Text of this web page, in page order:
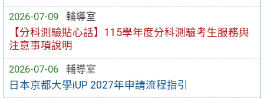
2026-07-09
輔導室
【分科測驗貼心話】115學年度分科測驗考生服務與
注意事項說明
2026-07-06
輔導室
日本京都大學iUP 2027年申請流程指引